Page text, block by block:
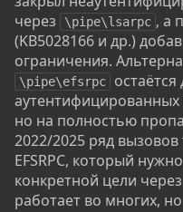
через
\pipe\lsarpc , а
(KB5028166 и др.)
ограничения.
\pipe\efsrpc
аутентифицированных
но на полностью
2022/2025 ряд
EFSRPC, который
конкретной цели
работает во многих,